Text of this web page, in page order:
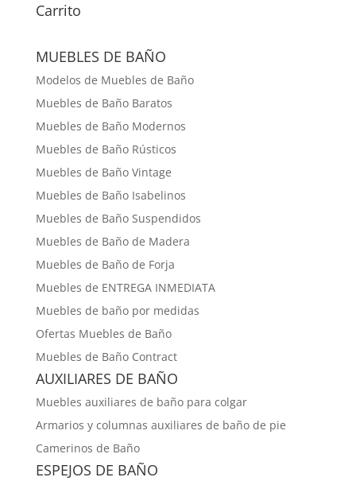
Carrito
MUEBLES DE BAÑO
Modelos de Muebles de Baño
Muebles de Baño Baratos
Muebles de Baño Modernos
Muebles de Baño Rústicos
Muebles de Baño Vintage
Muebles de Baño Isabelinos
Muebles de Baño Suspendidos
Muebles de Baño de Madera
Muebles de Baño de Forja
Muebles de ENTREGA INMEDIATA
Muebles de baño por medidas
Ofertas Muebles de Baño
Muebles de Baño Contract
AUXILIARES DE BAÑO
Muebles auxiliares de baño para colgar
Armarios y columnas auxiliares de baño de pie
Camerinos de Baño
ESPEJOS DE BAÑO